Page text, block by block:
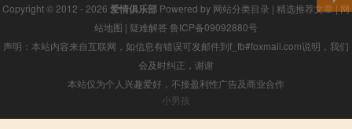
Copyright © 2012 - 2026 爱情俱乐部 Powered by 网站分类目录 | 精选推荐文章 | 网
站地图 | 疑难解答 鲁ICP备09092880号
声明：本站内容来自互联网，如信息有错误可发邮件到f_fb#foxmail.com说明，我们
会及时纠正，谢谢
本站仅为个人兴趣爱好，不接盈利性广告及商业合作
小男孩